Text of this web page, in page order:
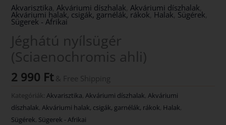
Akvarisztika ,Akváriumi díszhalak ,Akváriumi díszhalak
Akváriumi halak, csigák, garnélák, rákok Halak Sügérek
Sügerek - Afrikai
Jéghátú nyílsügér
(Sciaenochromis ahli)
2 990 Ft & Free Shipping
Kategóriák:Akvarisztika,Akváriumi díszhalak,Akváriumi
díszhalak,Akváriumi halak, csigák, garnélák, rákok, Halak,
Sügérek, Sügerek - Afrikai